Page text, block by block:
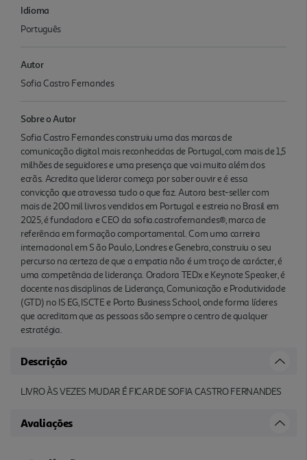
Idioma
Português
Autor
Sofia Castro Fernandes
Sobre o Autor
Sofia Castro Fernandes construiu uma das marcas de
comunicação digital mais reconhecidas de Portugal, com mais de 1,5
milhões de seguidores e uma presença que vai muito além dos
ecrãs. Acredita que liderar começa por saber ouvir e é essa
convicção que atravessa tudo o que faz. Autora best-seller com
mais de 200 mil livros vendidos em Portugal e estreia no Brasil em
2025, é fundadora e CEO da sofia.castrofernandes®, marca de
referência em formação comportamental. Com uma carreira
internacional em S ão Paulo, Londres e Genebra, construiu o seu
percurso na certeza de que a empatia não é um traço de carácter, é
uma competência de liderança. Oradora TEDx e Keynote Speaker, é
docente nas disciplinas de Liderança, Comunicação e Produtividade
(GTD) no IS EG, ISCTE e Porto Business School, onde forma líderes
que acreditam que as pessoas são sempre o centro de qualquer
estratégia.
Descrição
LIVRO ÀS VEZES MUDAR É FICAR DE SOFIA CASTRO FERNANDES
Avaliações